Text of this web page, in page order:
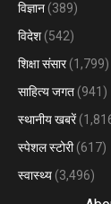
विज्ञान (389)
विदेश (542)
शिक्षा संसार(1,799)
साहित्य जगत (941)
स्थानीय खबरें
स्पेशल स्टोरी(617)
स्वास्थ्य (3,496)